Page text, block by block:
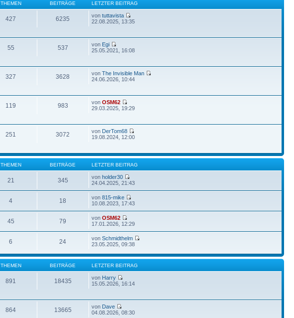
THEMEN BEITRÄGE LETZTER BEITRAG
427 6235 vontuttavista
22.08.2025, 13:35
55 537 von Egi
25.05.2021, 16:08
327 3628 vonThe Invisible Man
24.06.2026, 10:44
119 983 vonOSM62
29.03.2025, 19:29
251 3072 von DerTom68
19.08.2024, 12:00
THEMEN BEITRÄGE LETZTER BEITRAG
21 345 vonholder30
24.04.2025, 21:43
4 18 von815-mike
10.08.2023, 17:43
45 79 vonOSM62
17.01.2026, 12:29
6 24 vonSchmidthelm
23.05.2025, 09:38
THEMEN BEITRÄGE LETZTER BEITRAG
891 18435 von Harry
15.05.2026, 16:14
864 13665 von Dave
04.08.2026, 08:30